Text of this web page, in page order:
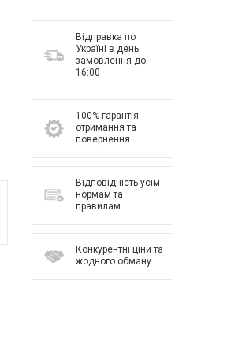
Відправка по
Україні в день
замовлення до
16:00
100% гарантія
отримання та
повернення
Відповідність усім
нормам та
правилам
Конкурентні ціни та
жодного обману